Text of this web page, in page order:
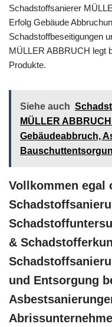
Schadstoffsanierer
Erfolg Gebäude
Schadstoffbeseitigungen
MÜLLER ABBRUCH legt
Produkte.
Siehe auch
MÜLLER
Gebäudeabbruch,
Vollkommen egal
&
und Entsorgung